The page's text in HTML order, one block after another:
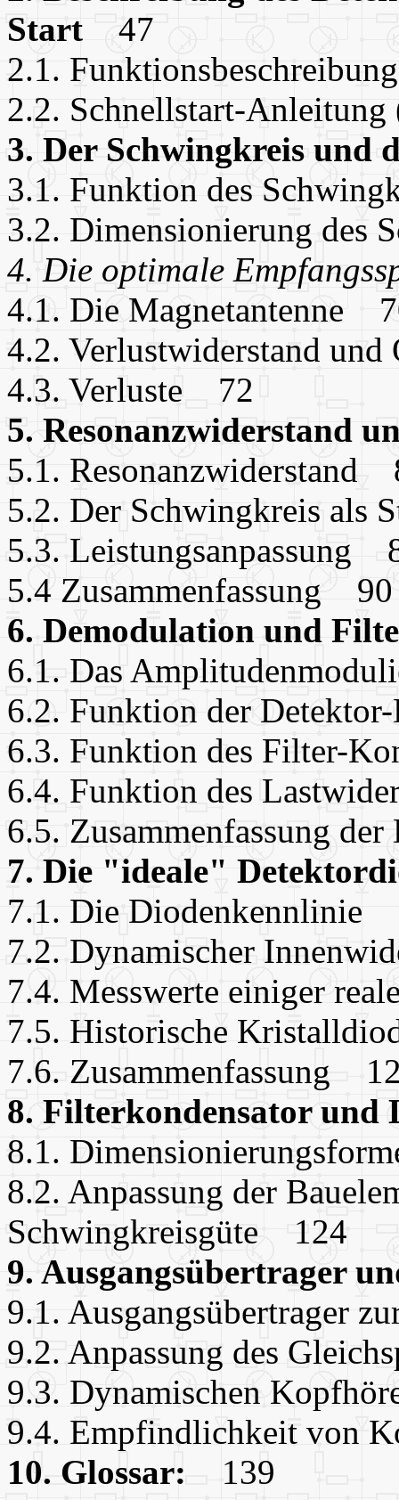
Start 47
2.1.
2.2. Schnellstart-
3. Der Schwingkreis und
3.1. Funktion des
3.2. Dimensionierung des
4. Die optimale
4.1. Die Magnetantenne
4.2. Verlustwiderstand
4.3. Verluste 72
5. Resonanzwiderstand
5.1. Resonanzwiderstand
5.2. Der Schwingkreis als
5.3. Leistungsanpassung
5.4 Zusammenfassung 90
6. Demodulation und
6.1. Das
6.2. Funktion der
6.3. Funktion des Filter-
6.4. Funktion des
6.5. Zusammenfassung
7. Die "ideale"
7.1. Die Diodenkennlinie
7.2. Dynamischer
7.4. Messwerte einiger
7.5. Historische
7.6. Zusammenfassung
8. Filterkondensator und
8.1.
8.2. Anpassung der
Schwingkreisgüte 124
9. Ausgangsübertrager
9.1. Ausgangsübertrager
9.2. Anpassung des
9.3. Dynamischen
9.4. Empfindlichkeit von
10. Glossar:
139